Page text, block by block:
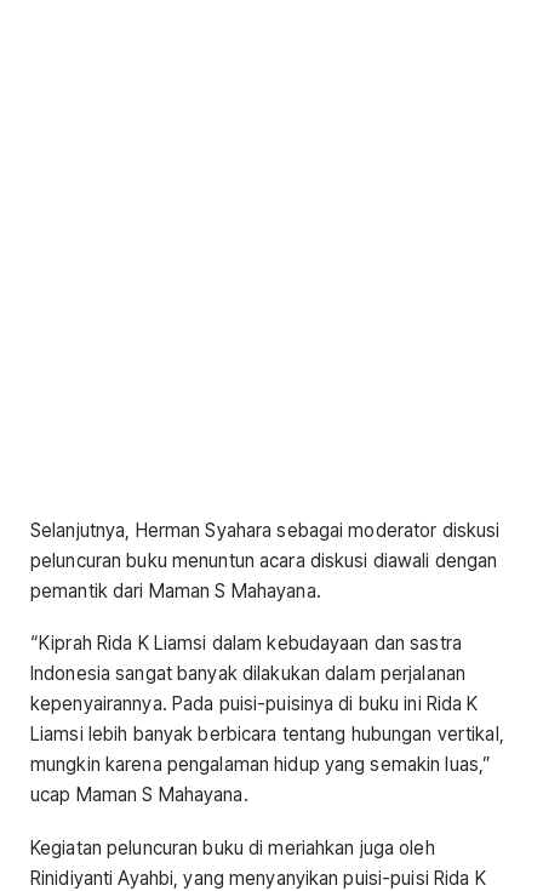
Selanjutnya, Herman Syahara sebagai moderator diskusi
peluncuran buku menuntun acara diskusi diawali dengan
pemantik dari Maman S Mahayana.
“Kiprah Rida K Liamsi dalam kebudayaan dan sastra
Indonesia sangat banyak dilakukan dalam perjalanan
kepenyairannya. Pada puisi-puisinya di buku ini Rida K
Liamsi lebih banyak berbicara tentang hubungan vertikal,
mungkin karena pengalaman hidup yang semakin luas,”
ucap Maman S Mahayana.
Kegiatan peluncuran buku di meriahkan juga oleh
Rinidiyanti Ayahbi, yang menyanyikan puisi-puisi Rida K